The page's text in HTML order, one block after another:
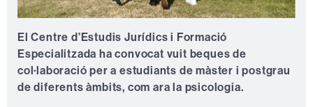
El Centre d’Estudis Jurídics i Formació
Especialitzada ha convocat vuit beques de
col·laboració per a estudiants de màster i postgrau
de diferents àmbits, com ara la psicologia.